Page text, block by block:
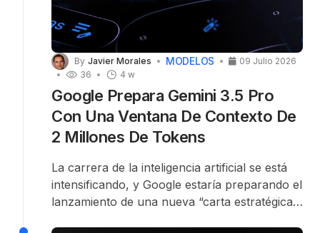
By Javier Morales MODELOS
4 w
09 Julio 2026
36
Google Prepara Gemini 3.5 Pro
Con Una Ventana De Contexto De
2 Millones De Tokens
La carrera de la inteligencia artificial se está
intensificando, y Google estaría preparando el
lanzamiento de una nueva “carta estratégica”.